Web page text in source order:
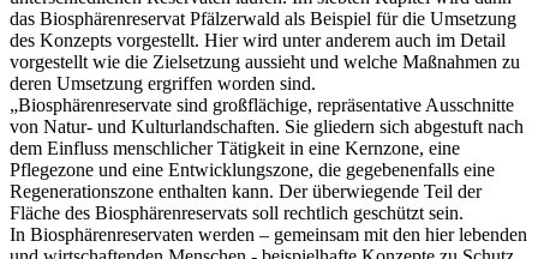
das Biosphärenreservat Pfälzerwald als Beispiel für die Umsetzung
des Konzepts vorgestellt. Hier wird unter anderem auch im Detail
vorgestellt wie die Zielsetzung aussieht und welche Maßnahmen zu
deren Umsetzung ergriffen worden sind.
„Biosphärenreservate sind großflächige, repräsentative Ausschnitte
von Natur- und Kulturlandschaften. Sie gliedern sich abgestuft nach
dem Einfluss menschlicher Tätigkeit in eine Kernzone, eine
Pflegezone und eine Entwicklungszone, die gegebenenfalls eine
Regenerationszone enthalten kann. Der überwiegende Teil der
Fläche des Biosphärenreservats soll rechtlich geschützt sein.
In Biosphärenreservaten werden – gemeinsam mit den hier lebenden